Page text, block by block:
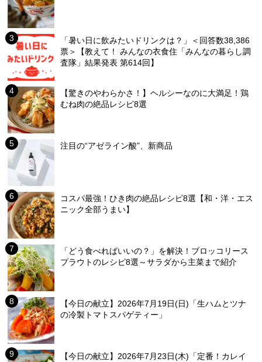
「暑い日に飲みたいドリンクは？」＜回答数38,386
票＞【教えて！ みんなの衣食住「みんなの暮らし調
査隊」結果発表 第614回】
【驚きのやわらかさ！】ヘルシーなのに大満足！鶏
むね肉の絶品レシピ8選
注目の“アゼライン酸”、新商品
コスパ最強！ひき肉の絶品レシピ8選【和・洋・エス
ニック全部うまい】
「どう食べればいいの？」を解決！ブロッコリース
プラウトのレシピ8選～サラダから主菜まで紹介
【今日の献立】2026年7月19日(日)「生ハムとツナ
の冷製トマトスパゲティー」
【今日の献立】2026年7月23日(木)「定番！カレイ